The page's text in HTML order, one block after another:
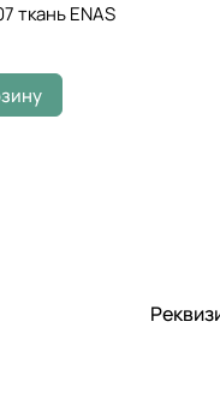
ткань ENAS